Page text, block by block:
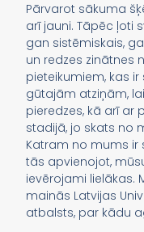
Pārvarot sākuma
arī jauni. Tāpēc ļoti
gan sistēmiskais,
un redzes zinātnes
pieteikumiem, kas
gūtajām atziņām,
pieredzes, kā arī ar
stadijā, jo skats no
Katram no mums ir
tās apvienojot,
ievērojami lielākas.
mainās Latvijas
atbalsts, par kādu